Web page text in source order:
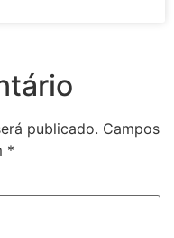
publicado. Campos
*